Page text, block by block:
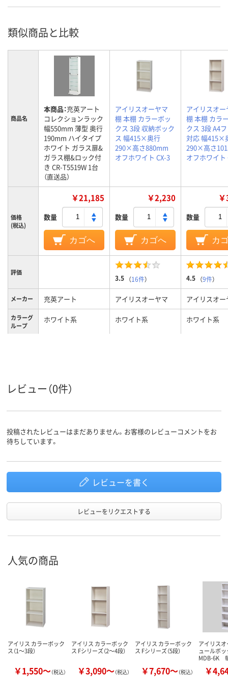
類似商品と比較
商品名
本商品：充英アート
コレクションラック
幅550mm 薄型 奥行
190mm ハイタイプ
ホワイト ガラス扉&
ガラス棚&ロック付
き CR-T5519W 1台
（直送品）
アイリスオーヤマ
棚 本棚 カラーボッ
クス 3段 収納ボック
ス 幅415×奥行
290×高さ880mm
オフホワイト CX-3
アイリスオー
棚 本棚 カラ
クス 3段 A4
対応 幅415×
290×高さ
オフホワイト
価格
(税込)
￥21,185
数量
カゴへ
￥2,230
数量
カゴへ
数量
カ
評価
3.5 （16件） 4.5 （9件）
メーカー 充英アート アイリスオーヤマ アイリスオー
カラーグ
ループ
ホワイト系 ホワイト系 ホワイト系
レビュー（0件）
投稿されたレビューはまだありません。お客様のレビューコメントをお
待ちしています。
レビューを書く
レビューをリクエストする
人気の商品
アイリス カラーボック
ス（1～3段）
￥1,550～（税込）
アイリス カラーボック
ス Fシリーズ（2～4段）
￥3,090～（税込）
アイリス カラーボック
ス Fシリーズ（5段）
￥7,670～（税込）
アイリス
ュールボ
MDB-6K
￥